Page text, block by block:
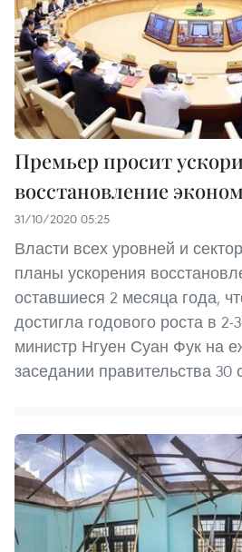
Премьер просит
восстановление
31/10/2020 05:25
Власти всех уровней и
планы ускорения
оставшиеся 2 месяца года,
достигла годового роста в
министр Нгуен Суан Фук на
заседании правительства 30